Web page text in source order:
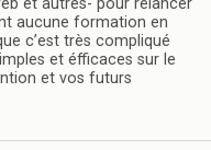
aucune formation en
c’est très compliqué
et éfficaces sur le
et vos futurs